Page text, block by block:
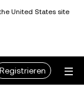
United States site
Registrieren